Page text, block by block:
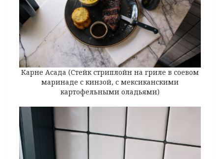
Карне Асада (Стейк стриплойн на гриле в соевом
маринаде с кинзой, с мексиканскими
картофельными оладьями)